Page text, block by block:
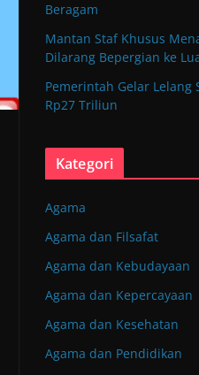
Beragam
Mantan Staf Khusus
Dilarang Bepergian ke
Pemerintah Gelar Lelang
Rp27 Triliun
Kategori
Agama
Agama dan Filsafat
Agama dan Kebudayaan
Agama dan Kepercayaan
Agama dan Kesehatan
Agama dan Pendidikan